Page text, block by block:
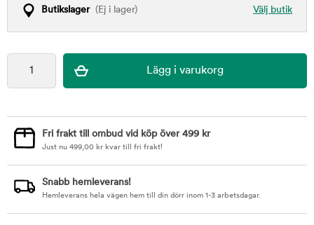
Välj butik
Butikslager(Ej i lager)
Fri frakt till ombud vid köp över 499 kr
Just nu 499,00 kr kvar till fri frakt!
Snabb hemleverans!
Hemleverans hela vägen hem till din dörr inom 1-3 arbetsdagar.